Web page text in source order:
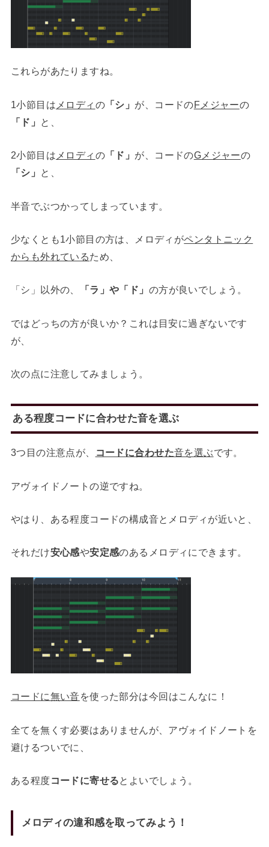
これらがあたりますね。
1小節目は メロディ の 「シ」 が、コードのFメジャーの
「ド」
と、
2小節目は メロディ の 「ド」 が、コードのGメジャーの
「シ」
と、
半音でぶつかってしまっています。
少なくとも1小節目の方は、メロディがペンタトニック
からも外れているため、
「シ」以外の、 「ラ」や「ド」 の方が良いでしょう。
ではどっちの方が良いか？これは目安に過ぎないです
が、
次の点に注意してみましょう。
ある程度コードに合わせた音を選ぶ
3つ目の注意点が、 コードに合わせた音を選ぶです。
アヴォイドノートの逆ですね。
やはり、ある程度コードの構成音とメロディが近いと、
それだけ安心感や安定感のあるメロディにできます。
コードに無い音を使った部分は今回はこんなに！
全てを無くす必要はありませんが、アヴォイドノートを
避けるついでに、
ある程度コードに寄せるとよいでしょう。
メロディの違和感を取ってみよう！